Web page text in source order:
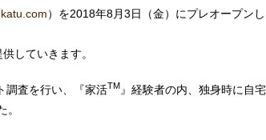
）を2018年8月3日（金）にプレオープン
していきます。
調査を行い、『家活TM 』経験者の内、独身時に自